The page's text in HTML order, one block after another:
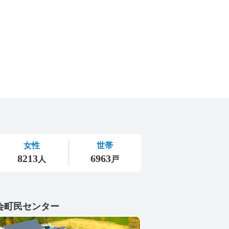
町民センター